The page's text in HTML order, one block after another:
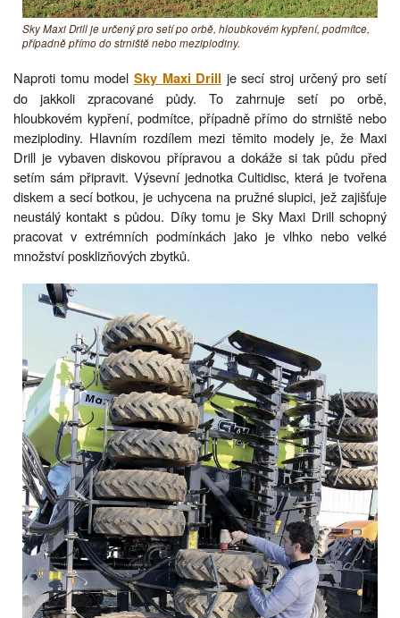
Sky Maxi Drill je určený pro setí po orbě, hloubkovém kypření, podmítce,
případně přímo do strniště nebo meziplodiny.
Naproti tomu model Sky Maxi Drill je secí stroj určený pro setí
do jakkoli zpracované půdy. To zahrnuje setí po orbě,
hloubkovém kypření, podmítce, případně přímo do strniště nebo
meziplodiny. Hlavním rozdílem mezi těmito modely je, že Maxi
Drill je vybaven diskovou přípravou a dokáže si tak půdu před
setím sám připravit. Výsevní jednotka Cultidisc, která je tvořena
diskem a secí botkou, je uchycena na pružné slupici, jež zajišťuje
neustálý kontakt s půdou. Díky tomu je Sky Maxi Drill schopný
pracovat v extrémních podmínkách jako je vlhko nebo velké
množství posklizňových zbytků.